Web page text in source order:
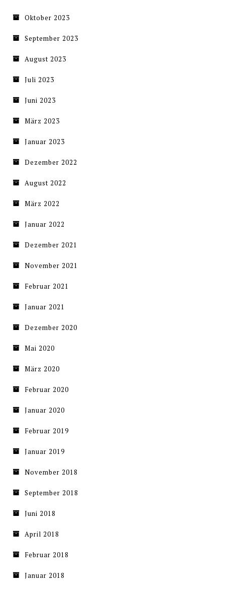
Oktober 2023
September 2023
August 2023
Juli 2023
Juni 2023
März 2023
Januar 2023
Dezember 2022
August 2022
März 2022
Januar 2022
Dezember 2021
November 2021
Februar 2021
Januar 2021
Dezember 2020
Mai 2020
März 2020
Februar 2020
Januar 2020
Februar 2019
Januar 2019
November 2018
September 2018
Juni 2018
April 2018
Februar 2018
Januar 2018